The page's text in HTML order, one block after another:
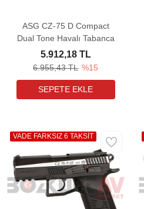
ASG CZ-75 D Compact
Dual Tone Havalı Tabanca
6.955,43 TL %15
5.912,18 TL
VADE FARKSIZ 6 TAKSİT